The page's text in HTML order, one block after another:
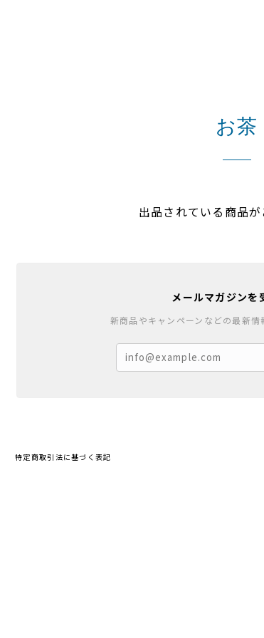
お茶
出品されている商品が
メールマガジンを
新商品やキャンペーンなどの最新情
特定商取引法に基づく表記